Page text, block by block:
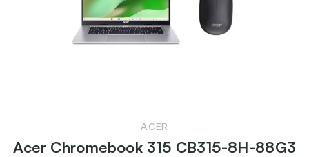
ACER
Acer Chromebook 315 CB315-8H-88G3